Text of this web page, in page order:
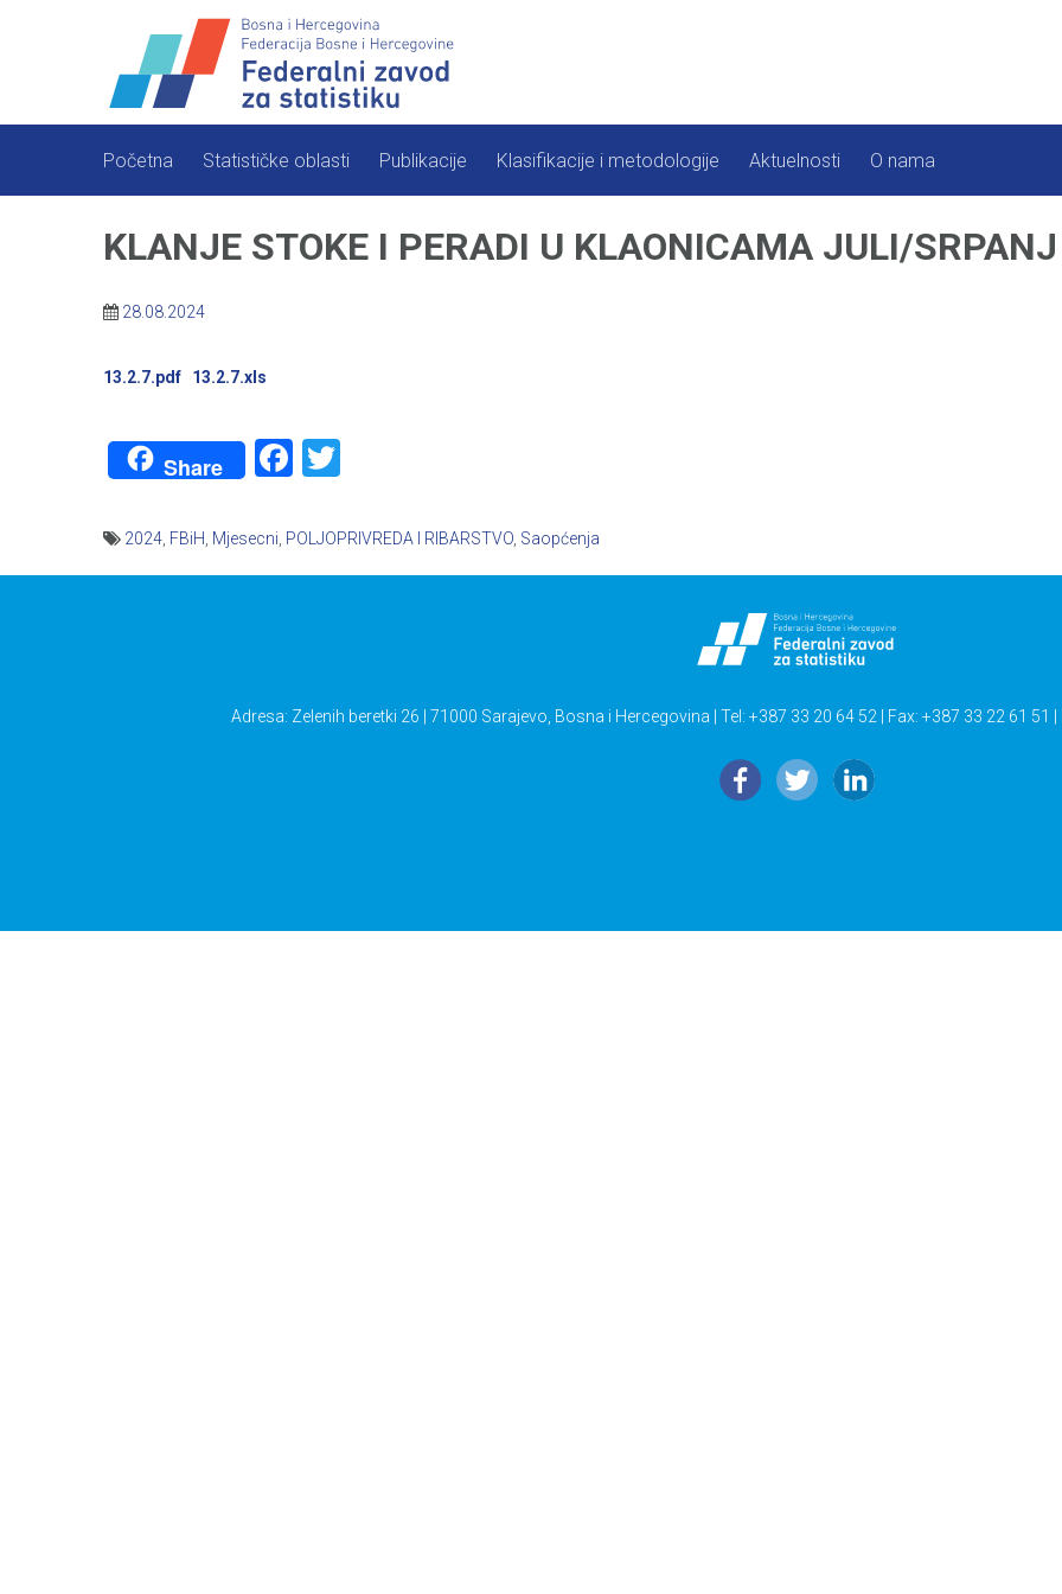
Početna Statističke oblasti Publikacije Klasifikacije i metodologije Aktuelnosti O nama
KLANJE STOKE I PERADI U KLAONICAMA JULI/
28.08.2024
13.2.7.pdf 13.2.7.xls
Share Facebook
2024 FBiH Mjesecni POLJOPRIVREDA I RIBARSTVO Saopćenja
Adresa: Zelenih beretki 26 | 71000 Sarajevo, Bosna i Hercegovina | Tel: +387 33 20 64 52 | Fax: +387 33 22 61 51 |